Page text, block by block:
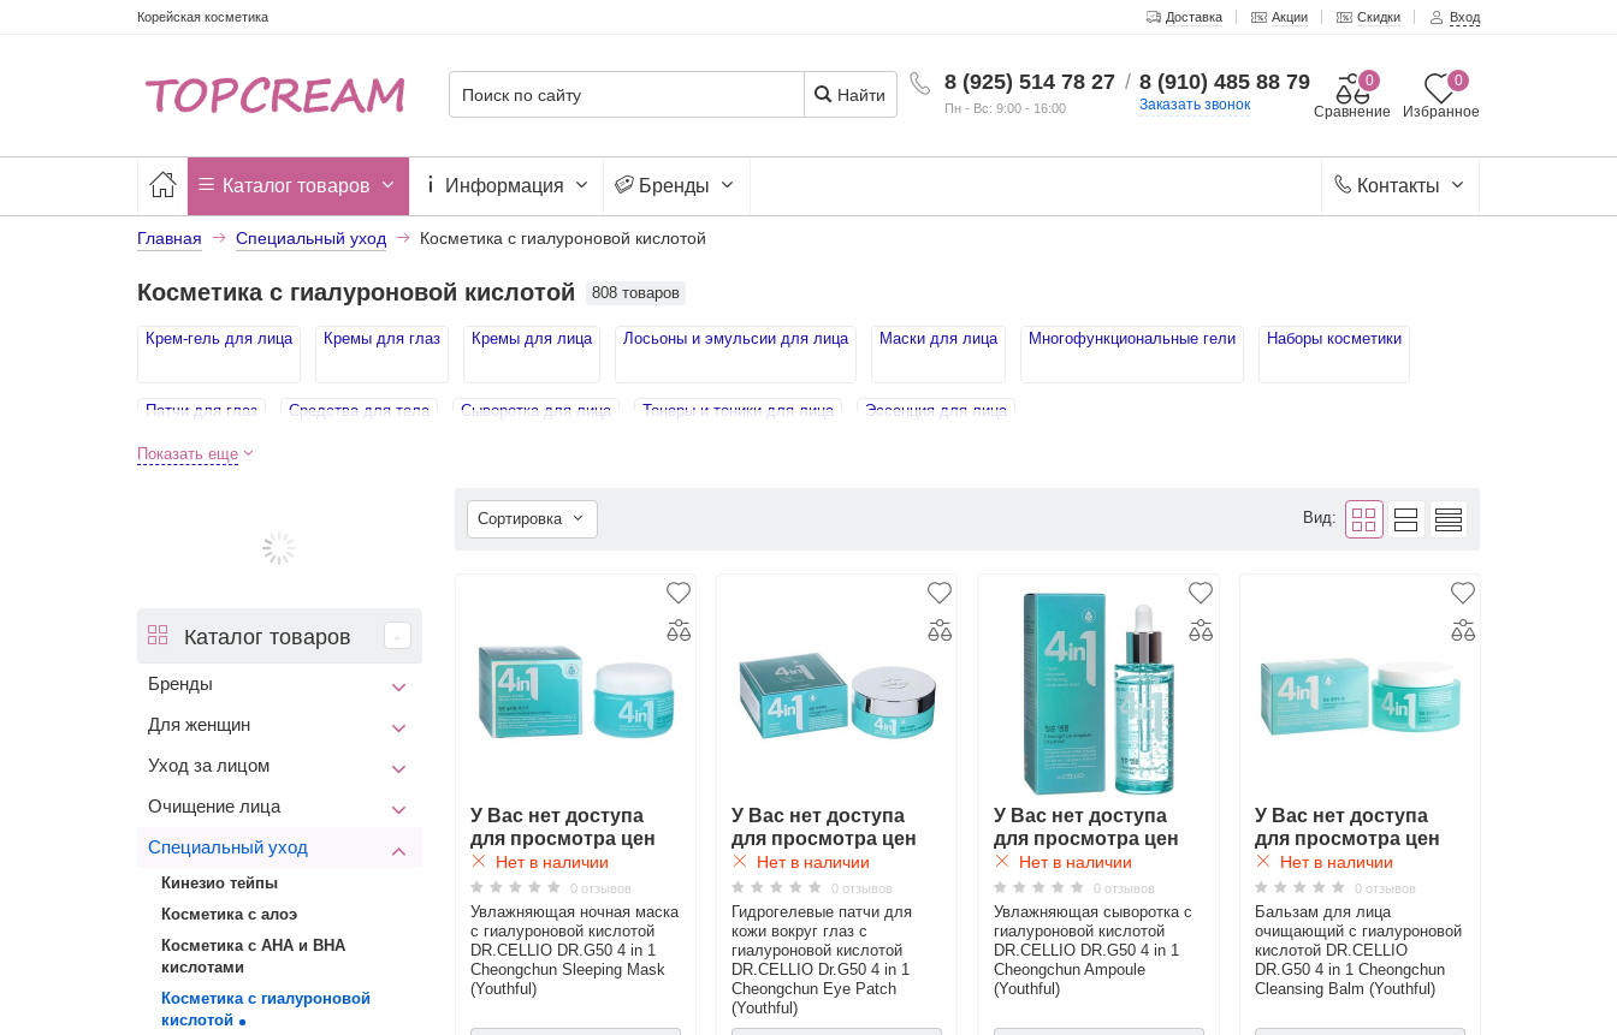
Корейская косметика Доставка Акции Скидки Вход
8 (925) 514 78 27
Пн - Вс: 9:00 - 16:00
/ 8 (910) 485 88 79
Заказать звонок Избранное
0
Сравнение
0
Найти
Каталог товаров Информация Бренды Контакты
Главная Специальный уход Косметика с гиалуроновой кислотой
Косметика с гиалуроновой кислотой 808 товаров
Крем-гель для лица Кремы для глаз Кремы для лица Лосьоны и эмульсии для лица Маски для лица Многофункциональные гели Наборы косметики
Патчи для глаз Средства для тела Сыворотка для лица Тонеры и тоники для лица Эссенция для лица
Показать еще
Сортировка Вид:
У Вас нет доступа
для просмотра цен
Нет в наличии
0 отзывов
Увлажняющая ночная маска
с гиалуроновой кислотой
DR.CELLIO DR.G50 4 in 1
Cheongchun Sleeping Mask
(Youthful)
У Вас нет доступа
для просмотра цен
Нет в наличии
0 отзывов
Гидрогелевые патчи для
кожи вокруг глаз с
гиалуроновой кислотой
DR.CELLIO Dr.G50 4 in 1
Cheongchun Eye Patch
(Youthful)
У Вас нет доступа
для просмотра цен
Нет в наличии
0 отзывов
Увлажняющая сыворотка с
гиалуроновой кислотой
DR.CELLIO DR.G50 4 in 1
Cheongchun Ampoule
(Youthful)
У Вас нет доступа
для просмотра цен
Нет в наличии
0 отзывов
Бальзам для лица
очищающий с гиалуроновой
кислотой DR.CELLIO
DR.G50 4 in 1 Cheongchun
Cleansing Balm (Youthful)
Каталог товаров
Бренды
Для женщин
Уход за лицом
Очищение лица
Специальный уход
Кинезио тейпы
Косметика с алоэ
Косметика с АНА и ВНА
кислотами
Косметика с гиалуроновой
кислотой